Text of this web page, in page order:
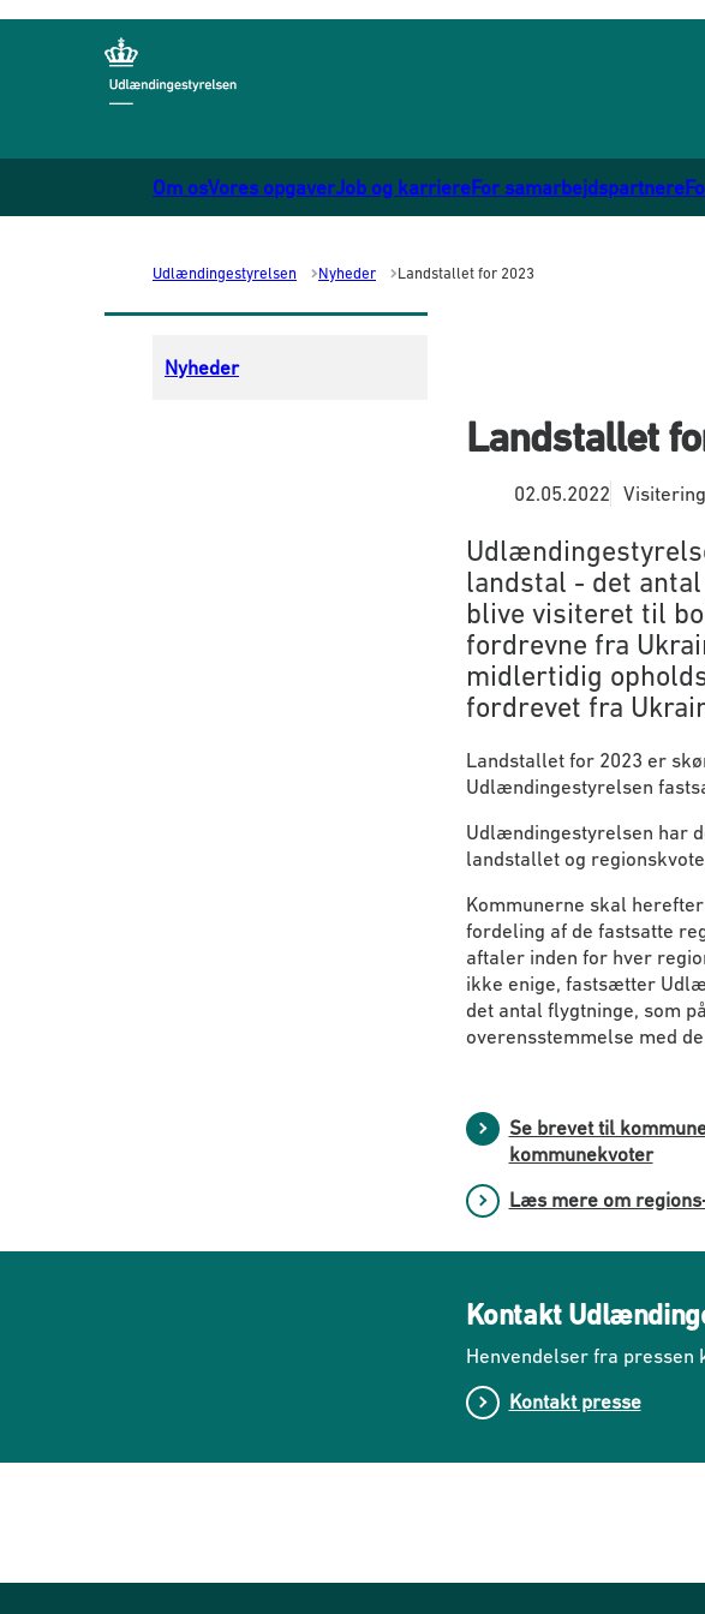
Om osVores opgaverJob og karriereFor samarbejdspartnere
Udlændingestyrelsen Nyheder Landstallet for 2023
Nyheder
Landstallet
02.05.2022 Visitering
landstal - det
blive visiteret til
fordrevne fra
midlertidig
fordrevet fra
Landstallet for 2023 er
Udlændingestyrelsen
Udlændingestyrelsen har
landstallet og
Kommunerne skal
fordeling af de fastsatte
aftaler inden for hver
ikke enige, fastsætter
det antal flygtninge, som
overensstemmelse med
Se brevet til
kommunekvoter
Læs mere om
Kontakt
Henvendelser fra
Kontakt presse